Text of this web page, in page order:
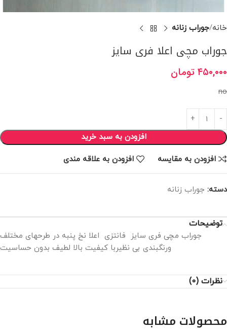
خانه جوراب زنانه
جوراب مچی اعلا فری سایز
۴۵۰,۰۰۰ تومان
no
افزودن به سبد خرید
افزودن به مقایسه افزودن به علاقه مندی
دسته: جوراب زنانه
توضیحات
جوراب مچی فری سایز فانتزی اعلا نخ پنبه در طرحهای مختلف
ورنگبندی بی نظیربا کیفیت بالا لطیف بدون حساسیت
نظرات (0)
محصولات مشابه